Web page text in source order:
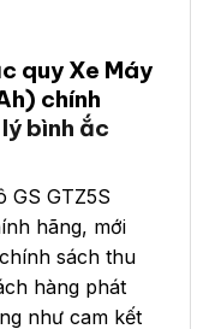
quy Xe Máy
chính
bình ắc
GS GTZ5S
hãng, mới
sách thu
hàng phát
như cam kết